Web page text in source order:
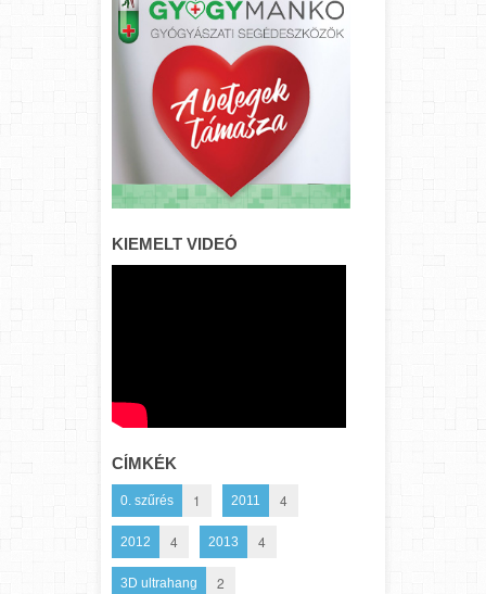
KIEMELT VIDEÓ
CÍMKÉK
0. szűrés 1 2011 4
2012 4 2013 4
3D ultrahang 2